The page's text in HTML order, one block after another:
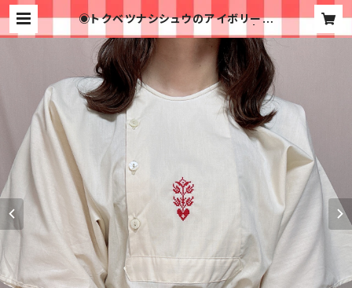
◉トクベツナシシュウのアイボリーブ
着屋イチゴイチエ